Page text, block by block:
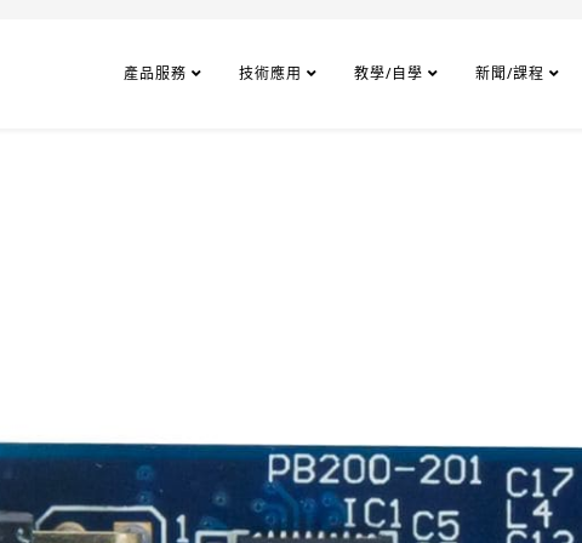
產品服務 技術應用 教學/自學 新聞/課程